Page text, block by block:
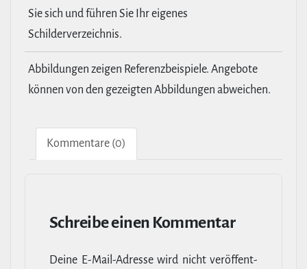
Sie sich und führen Sie Ihr eigenes
Schilderverzeichnis.
Abbildungen zeigen Referenzbeispiele. Angebote
können von den gezeigten Abbildungen abweichen.
Kom­men­tare (0)
Schreibe einen Kommentar
Deine E‑Mail-​Adresse wird nicht ver­öf­fent­